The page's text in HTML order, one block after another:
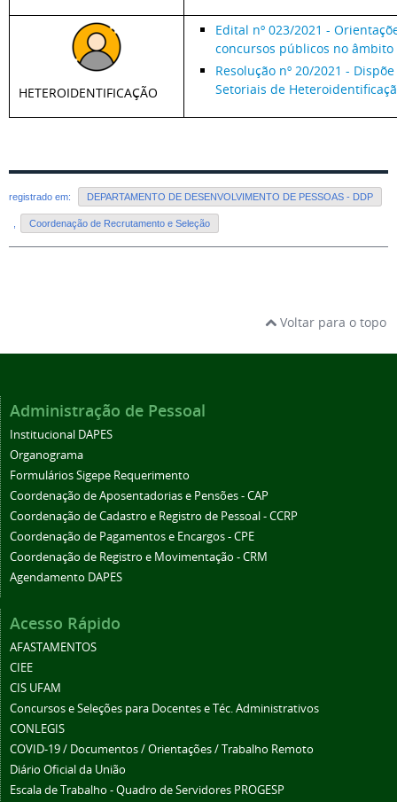
HETEROIDENTIFICAÇÃO
Edital nº 023/2021 -
concursos públicos no âmbito
Resolução nº 20/2021 -
Setoriais de
registrado em: DEPARTAMENTO DE DESENVOLVIMENTO DE PESSOAS - DDP
Coordenação de Recrutamento e Seleção
Voltar para o topo
Administração de Pessoal
Institucional DAPES
Organograma
Formulários Sigepe Requerimento
Coordenação de Aposentadorias e Pensões - CAP
Coordenação de Cadastro e Registro de Pessoal - CCRP
Coordenação de Pagamentos e Encargos - CPE
Coordenação de Registro e Movimentação - CRM
Agendamento DAPES
Acesso Rápido
AFASTAMENTOS
CIEE
CIS UFAM
Concursos e Seleções para Docentes e Téc. Administrativos
CONLEGIS
COVID-19 / Documentos / Orientações / Trabalho Remoto
Diário Oficial da União
Escala de Trabalho - Quadro de Servidores PROGESP